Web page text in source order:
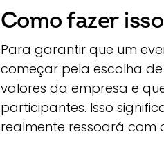
Como fazer
Para garantir que um
começar pela escolha
valores da empresa e
participantes. Isso
realmente ressoará com